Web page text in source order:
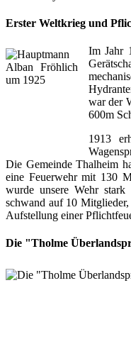
Erster Weltkrieg und
Im Jahr
war der
600m
1913
Die Gemeinde Thalheim
eine Feuerwehr mit 130
wurde unsere Wehr stark
schwand auf 10
Aufstellung einer
Die "Tholme